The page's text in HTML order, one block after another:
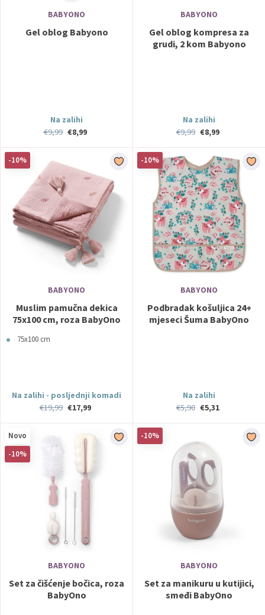
BABYONO
Gel oblog Babyono
Na zalihi
€9,99 €8,99
BABYONO
Gel oblog kompresa za
grudi, 2 kom Babyono
Na zalihi
€9,99 €8,99
-10%
BABYONO
Muslim pamučna dekica
75x100 cm, roza BabyOno
75x100 cm
Na zalihi - posljednji komadi
€19,99 €17,99
-10%
BABYONO
Podbradak košuljica 24+
mjeseci Šuma BabyOno
Na zalihi
€5,90 €5,31
Novo
-10%
BABYONO
Set za čišćenje bočica, roza
BabyOno
-10%
BABYONO
Set za manikuru u kutijici,
smeđi BabyOno